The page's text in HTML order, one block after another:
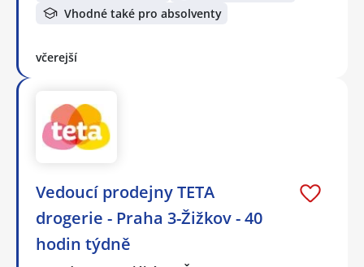
Vhodné také pro absolventy
včerejší
Vedoucí prodejny TETA
drogerie - Praha 3-Žižkov - 40
hodin týdně